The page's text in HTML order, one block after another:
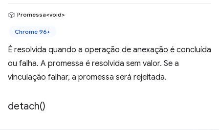
Promessa<void>
Chrome 96+
É resolvida quando a operação de anexação é concluída
ou falha. A promessa é resolvida sem valor. Se a
vinculação falhar, a promessa será rejeitada.
detach()